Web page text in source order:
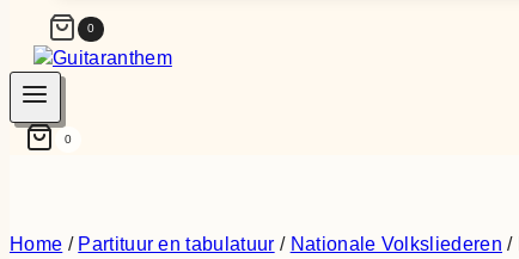
0
0
Home / Partituur en tabulatuur / Nationale Volksliederen /